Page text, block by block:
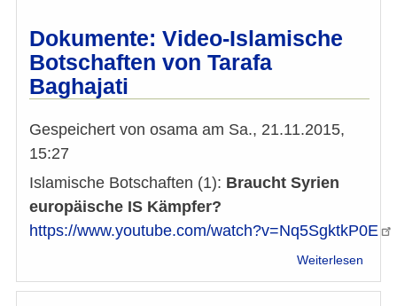
Dokumente: Video-Islamische
Botschaften von Tarafa
Baghajati
Gespeichert von osama am Sa., 21.11.2015,
15:27
Islamische Botschaften (1): Braucht Syrien
europäische IS Kämpfer?
https://www.youtube.com/watch?v=Nq5SgktkP0E
Weiterlesen